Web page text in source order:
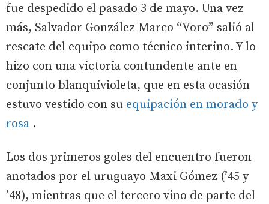
fue despedido el pasado 3 de mayo. Una vez
más, Salvador González Marco “Voro” salió al
rescate del equipo como técnico interino. Y lo
hizo con una victoria contundente ante en
conjunto blanquivioleta, que en esta ocasión
estuvo vestido con su equipación en morado y
rosa .
Los dos primeros goles del encuentro fueron
anotados por el uruguayo Maxi Gómez (’45 y
’48), mientras que el tercero vino de parte del